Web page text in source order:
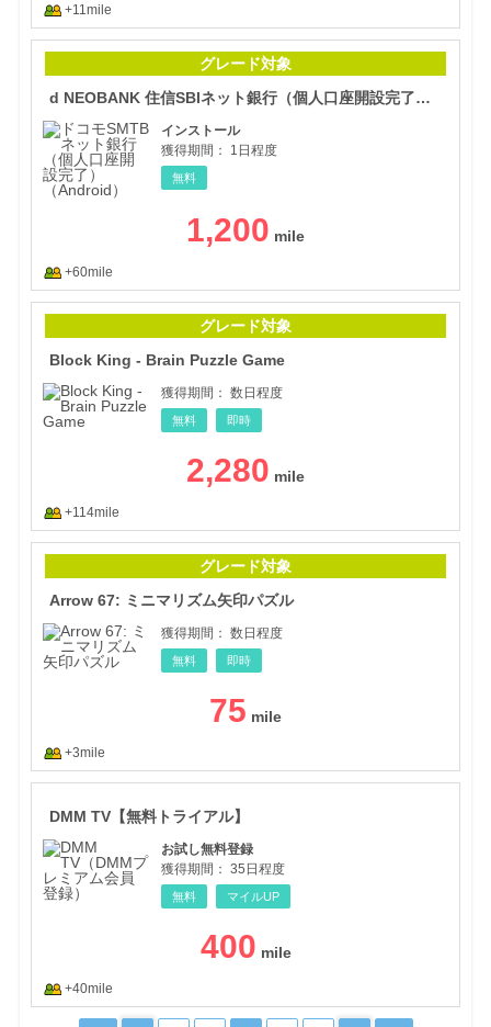
+11mile
グレード対象
d NEOBANK 住信SBIネット銀行（個人口座開設完了）（Android）
インストール
獲得期間：
1日程度
無料
1,200
+60mile
グレード対象
Block King - Brain Puzzle Game
獲得期間： 数日程度
無料 即時
2,280
+114mile
グレード対象
Arrow 67: ミニマリズム矢印パズル
獲得期間： 数日程度
無料 即時
75
+3mile
DMM TV【無料トライアル】
お試し無料登録
獲得期間： 35日程度
無料 マイルUP
400
+40mile